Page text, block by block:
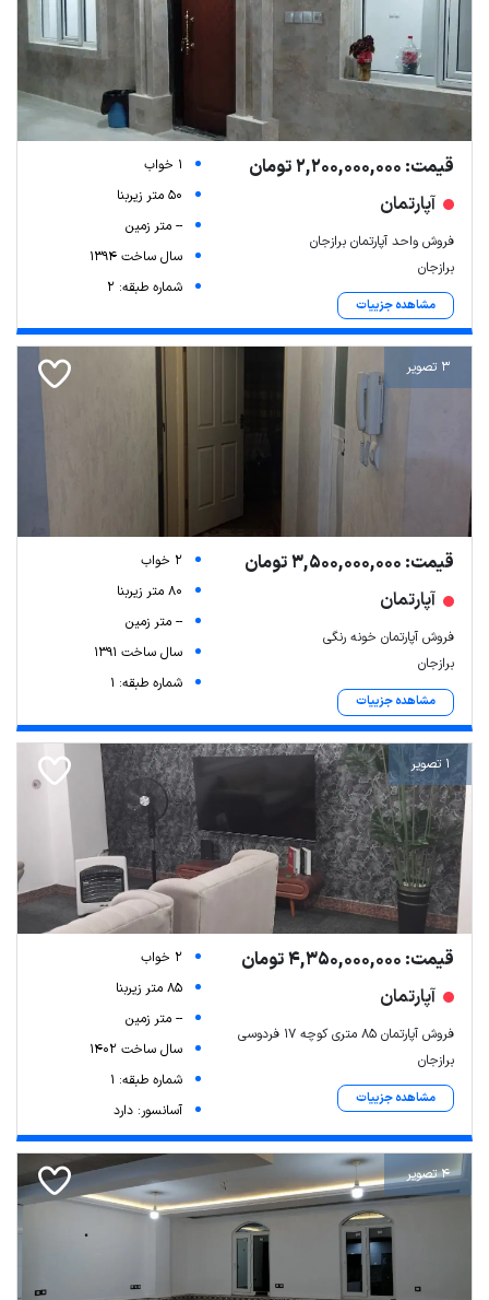
قیمت: 2,200,000,000 تومان
آپارتمان
فروش واحد آپارتمان برازجان
برازجان
مشاهده جزییات
1 خواب
50 متر زیربنا
-- متر زمین
سال ساخت 1394
شماره طبقه: 2
3 تصویر
قیمت: 3,500,000,000 تومان
آپارتمان
فروش آپارتمان خونه رنگی
برازجان
مشاهده جزییات
2 خواب
80 متر زیربنا
-- متر زمین
سال ساخت 1391
شماره طبقه: 1
1 تصویر
قیمت: 4,350,000,000 تومان
آپارتمان
فروش آپارتمان 85 متری کوچه 17 فردوسی
برازجان
مشاهده جزییات
2 خواب
85 متر زیربنا
-- متر زمین
سال ساخت 1402
شماره طبقه: 1
آسانسور: دارد
4 تصویر